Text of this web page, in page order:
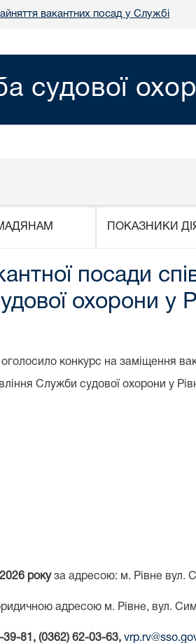
вакантних посад у Службі
судової
ПОКАЗНИКИ
посади
охорони у
оголосило конкурс на заміщення
Служби судової охорони у
рокуза адресою: м. Рівне вул.
адресою м. Рівне, вул.
39-81, (0362) 62-03-63,